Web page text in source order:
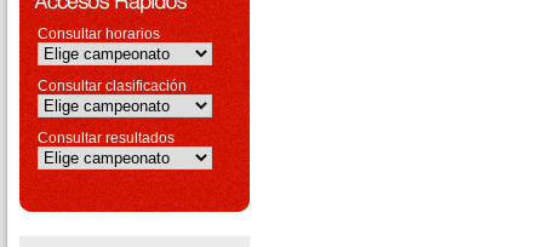
Consultar horarios
Consultar clasificación
Consultar resultados